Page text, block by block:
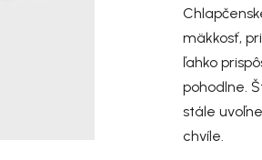
mäkkosť,
ľahko
pohodlne.
stále
chvíle.